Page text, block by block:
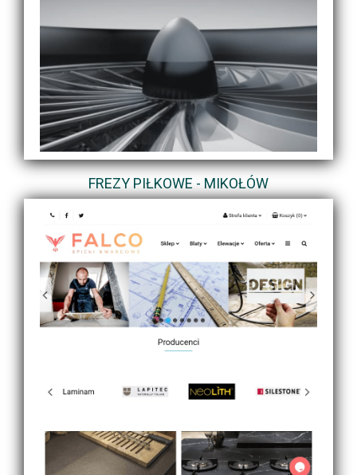
FREZY PIŁKOWE - MIKOŁÓW